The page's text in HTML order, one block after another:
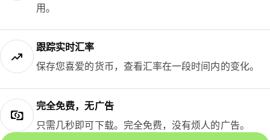
用。
跟踪实时汇率
保存您喜爱的货币，查看汇率在一段时间内的变化。
完全免费，无广告
只需几秒即可下载。完全免费，没有烦人的广告。